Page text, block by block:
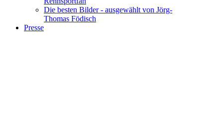
Die besten Bilder - ausgewählt von Jörg-
Thomas Födisch
Presse